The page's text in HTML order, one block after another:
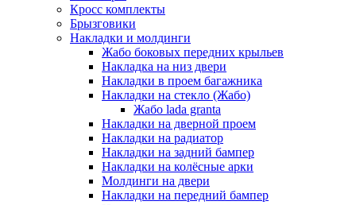
Кросс комплекты
Брызговики
Накладки и молдинги
Жабо боковых передних крыльев
Накладка на низ двери
Накладки в проем багажника
Накладки на стекло (Жабо)
Жабо lada granta
Накладки на дверной проем
Накладки на радиатор
Накладки на задний бампер
Накладки на колёсные арки
Молдинги на двери
Накладки на передний бампер